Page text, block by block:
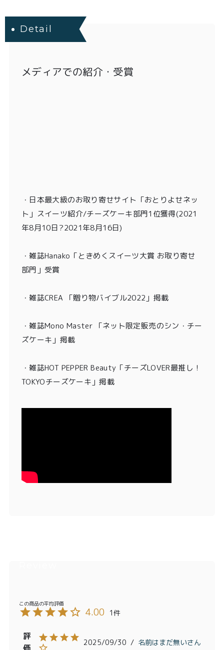
Detail
メディアでの紹介・受賞
・ 日本最大級のお取り寄せサイト「おとりよせネッ
ト」スイーツ紹介/チーズケーキ部門1位獲得(2021
年8月10日?2021年8月16日)
・雑誌Hanako「ときめくスイーツ大賞 お取り寄せ
部門」受賞
・雑誌CREA 「贈り物バイブル2022」掲載
・雑誌Mono Master 「ネット限定販売のシン・チー
ズケーキ」掲載
・雑誌HOT PEPPER Beauty「チーズLOVER最推し！
TOKYOチーズケーキ」掲載
4.00 1
名前はまだ無い
2025/09/30